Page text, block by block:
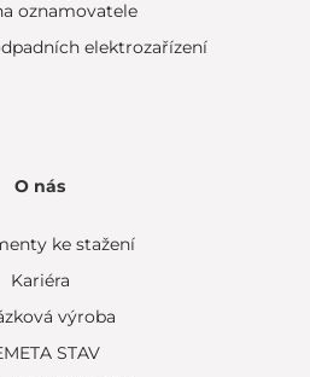
oznamovatele
elektrozařízení
O nás
ke stažení
Kariéra
výroba
STAV